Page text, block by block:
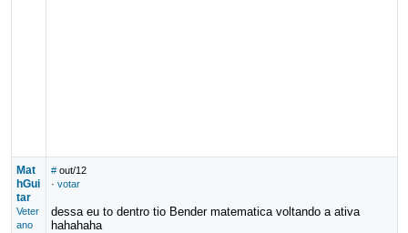
Mat
hGui
tar
Veter
ano
# out/12
· votar
dessa eu to dentro tio Bender matematica voltando a ativa
hahahaha